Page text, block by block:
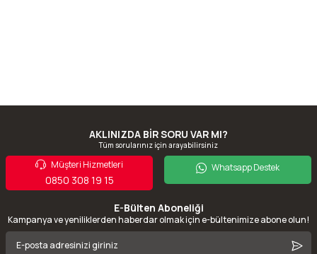
AKLINIZDA BİR SORU VAR MI?
Tüm sorularınız için arayabilirsiniz
Müşteri Hizmetleri
0850 308 19 15
Whatsapp Destek
E-Bülten Aboneliği
Kampanya ve yeniliklerden haberdar olmak için e-bültenimize abone olun!